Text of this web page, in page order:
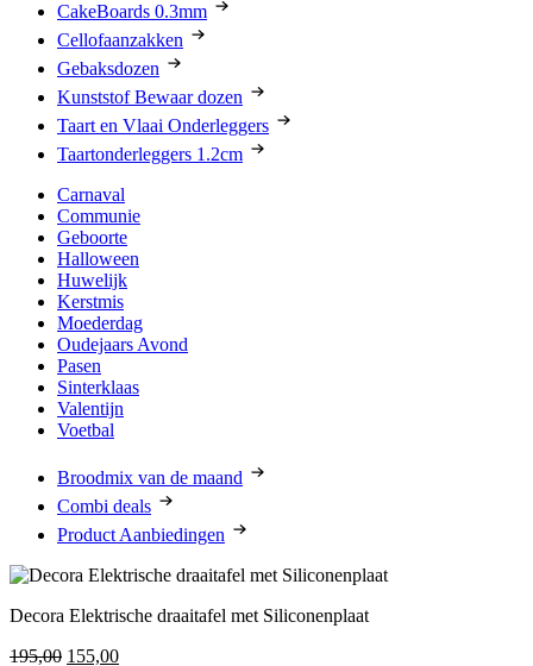
CakeBoards 0.3mm
Cellofaanzakken
Gebaksdozen
Kunststof Bewaar dozen
Taart en Vlaai Onderleggers
Taartonderleggers 1.2cm
Carnaval
Communie
Geboorte
Halloween
Huwelijk
Kerstmis
Moederdag
Oudejaars Avond
Pasen
Sinterklaas
Valentijn
Voetbal
Broodmix van de maand
Combi deals
Product Aanbiedingen
Decora Elektrische draaitafel met Siliconenplaat
195,00 Oorspronkelijke
155,00Huidige